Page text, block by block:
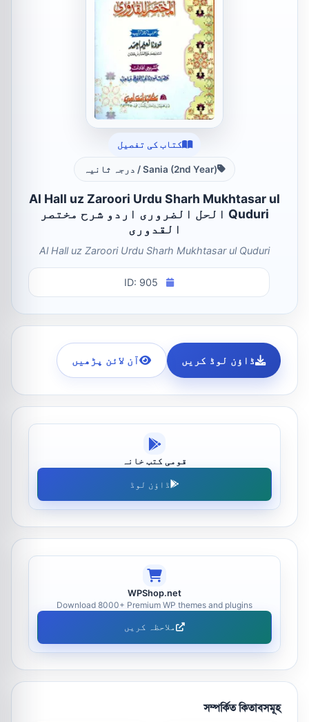
کتاب کی تفصیل
Sania (2nd Year) / درجہ ثانیہ
Al Hall uz Zaroori Urdu Sharh Mukhtasar ul
Quduri الحل الضروری اردو شرح مختصر
القدوری
Al Hall uz Zaroori Urdu Sharh Mukhtasar ul Quduri
ID: 905
ڈاؤن لوڈ کریں آن لائن پڑھیں
قومی کتب خانہ
ڈاؤن لوڈ
WPShop.net
Download 8000+ Premium WP themes and plugins
ملاحظہ کریں
সম্পর্কিত কিতাবসমূহ